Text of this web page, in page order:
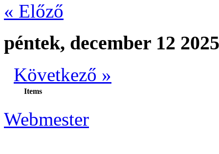
« Előző
péntek, december 12 2025
Következő »
Items
Webmester